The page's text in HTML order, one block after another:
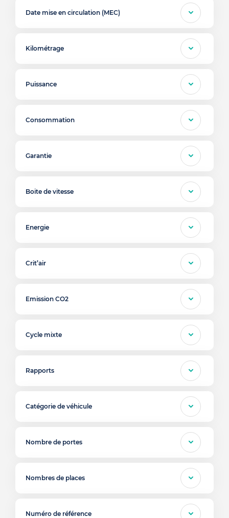
Date mise en circulation (MEC)
Kilométrage
Puissance
Consommation
Garantie
Boite de vitesse
Energie
Crit’air
Emission CO2
Cycle mixte
Rapports
Catégorie de véhicule
Nombre de portes
Nombres de places
Numéro de référence